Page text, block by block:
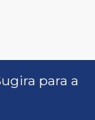
para a